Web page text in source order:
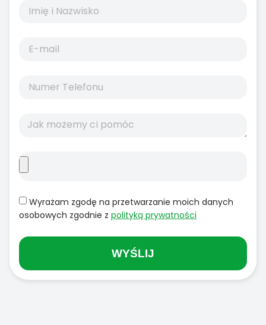
Wyrażam zgodę na przetwarzanie moich danych
osobowych zgodnie z polityką prywatności
WYŚLIJ